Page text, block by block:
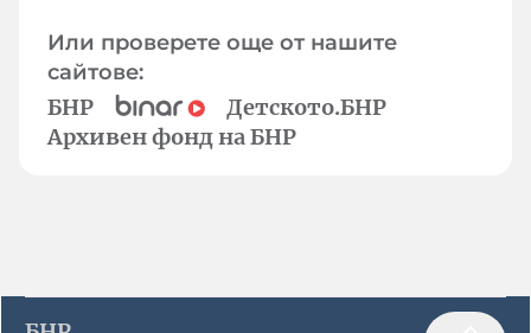
Или проверете още от нашите
сайтове:
БНР
Детското.БНР
Архивен фонд на БНР